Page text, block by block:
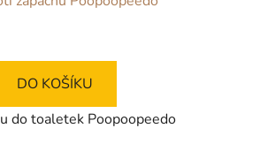
DO KOŠÍKU
do toaletek Poopoopeedo